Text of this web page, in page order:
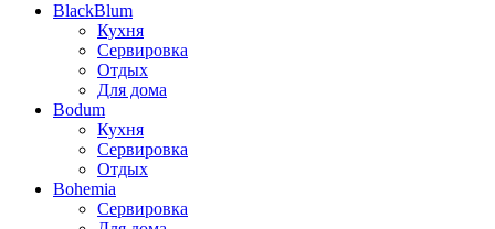
BlackBlum
Кухня
Сервировка
Отдых
Для дома
Bodum
Кухня
Сервировка
Отдых
Bohemia
Сервировка